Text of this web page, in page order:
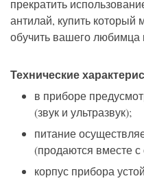
прекратить
антилай, купить который
обучить вашего
Технические
в приборе
(звук и ультразвук);
питание
(продаются вместе
корпус прибора